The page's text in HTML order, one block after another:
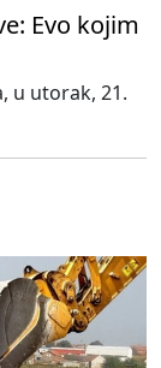
Evo kojim
u utorak, 21.